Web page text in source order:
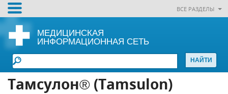
ВСЕ РАЗДЕЛЫ
МЕДИЦИНСКАЯ
ИНФОРМАЦИОННАЯ СЕТЬ
Тамсулон® (Tamsulon)